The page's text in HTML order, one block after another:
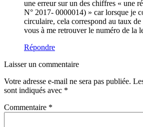
une erreur sur un des chiffres « une
N° 2017- 0000014) » car lorsque je
circulaire, cela correspond au taux
vous à me retrouver le numéro de la
Répondre
Laisser un commentaire
Votre adresse e-mail ne sera pas publiée.
sont indiqués avec *
Commentaire *